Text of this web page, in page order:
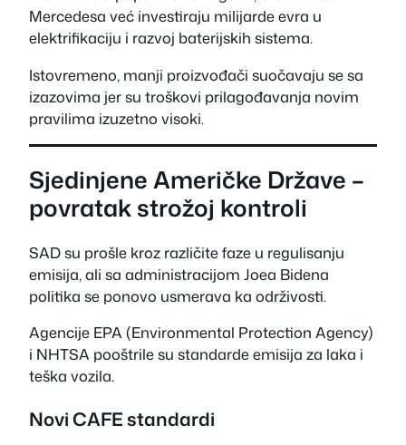
Mercedesa već investiraju milijarde evra u
elektrifikaciju i razvoj baterijskih sistema.
Istovremeno, manji proizvođači suočavaju se sa
izazovima jer su troškovi prilagođavanja novim
pravilima izuzetno visoki.
Sjedinjene Američke Države –
povratak strožoj kontroli
SAD su prošle kroz različite faze u regulisanju
emisija, ali sa administracijom Joea Bidena
politika se ponovo usmerava ka održivosti.
Agencije EPA (Environmental Protection Agency)
i NHTSA pooštrile su standarde emisija za laka i
teška vozila.
Novi CAFE standardi